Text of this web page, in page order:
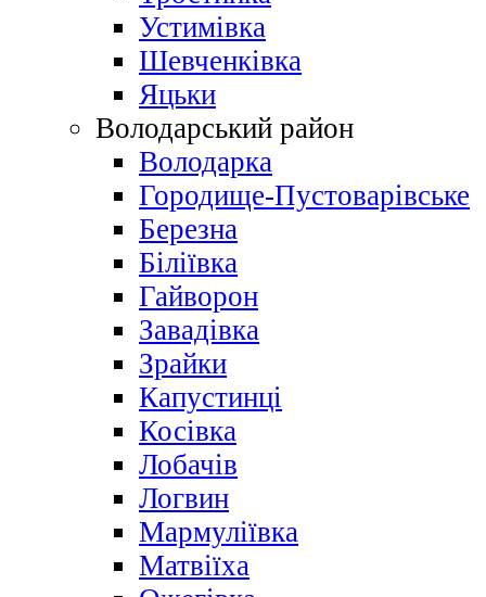
Устимівка
Шевченківка
Яцьки
Володарський район
Володарка
Городище-Пустоварівське
Березна
Біліївка
Гайворон
Завадівка
Зрайки
Капустинці
Косівка
Лобачів
Логвин
Мармуліївка
Матвіїха